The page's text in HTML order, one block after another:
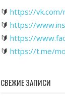
🔰 https://vk.com/
🔰 https://
🔰 https://
🔰 https://t.me/
СВЕЖИЕ ЗАПИСИ